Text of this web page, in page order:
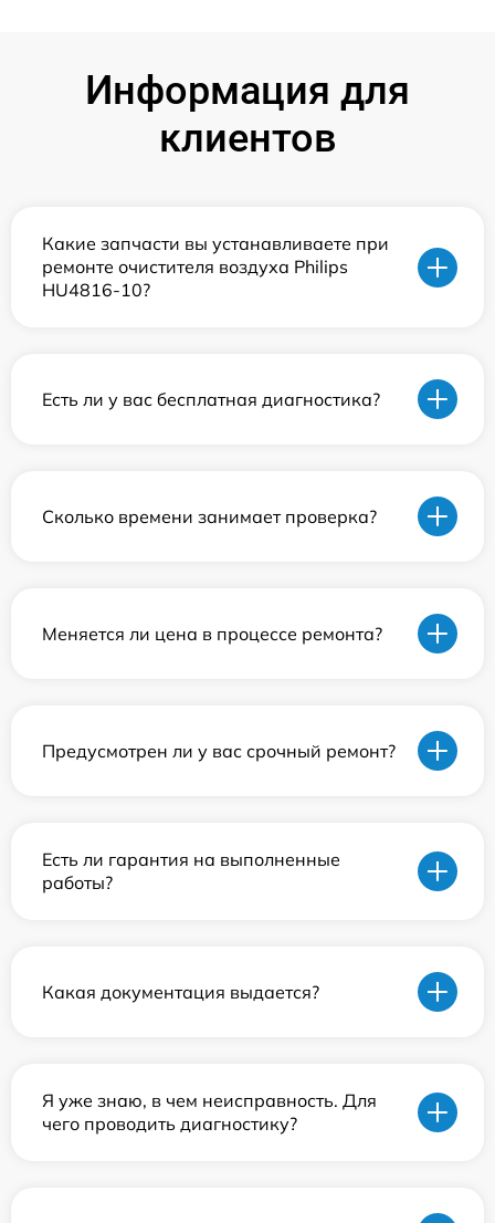
Информация для
клиентов
Какие запчасти вы устанавливаете при
ремонте очистителя воздуха Philips
HU4816-10?
Есть ли у вас бесплатная диагностика?
Сколько времени занимает проверка?
Меняется ли цена в процессе ремонта?
Предусмотрен ли у вас срочный ремонт?
Есть ли гарантия на выполненные
работы?
Какая документация выдается?
Я уже знаю, в чем неисправность. Для
чего проводить диагностику?